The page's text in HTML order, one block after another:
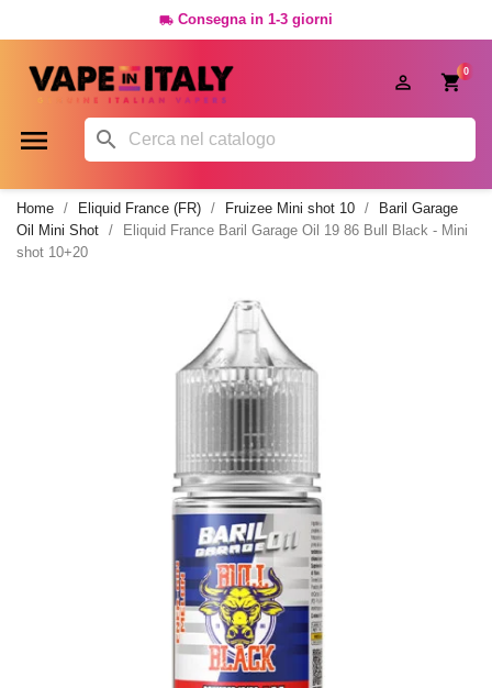
 Consegna in 1-3 giorni
0

 
Home Eliquid France (FR) Fruizee Mini shot 10
Baril Garage
Oil Mini Shot
Eliquid France Baril Garage Oil 19 86 Bull Black - Mini
shot 10+20